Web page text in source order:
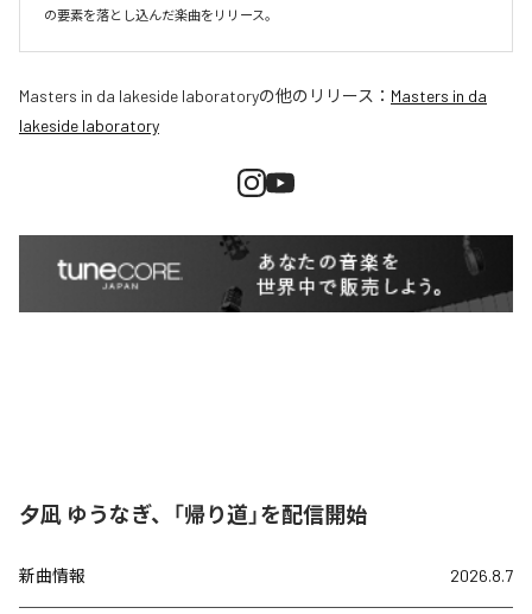
Masters in da lakeside laboratoryの他のリリース： Masters in da
lakeside laboratory
夕凪 ゆうなぎ、「帰り道」を配信開始
新曲情報 2026.8.7